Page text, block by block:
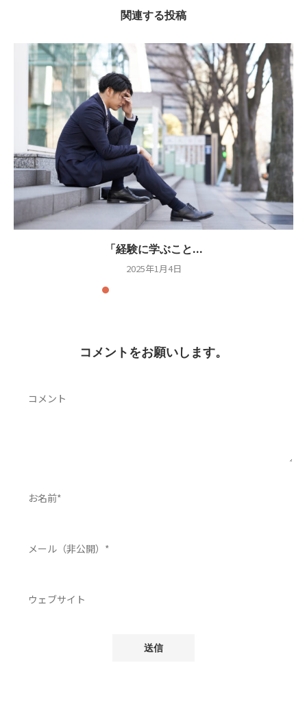
関連する投稿
「経験に学ぶこと...
2025年1月4日
コメントをお願いします。